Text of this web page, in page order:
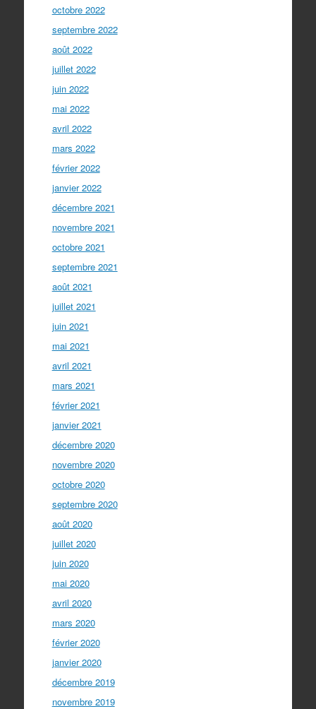
octobre 2022
septembre 2022
août 2022
juillet 2022
juin 2022
mai 2022
avril 2022
mars 2022
février 2022
janvier 2022
décembre 2021
novembre 2021
octobre 2021
septembre 2021
août 2021
juillet 2021
juin 2021
mai 2021
avril 2021
mars 2021
février 2021
janvier 2021
décembre 2020
novembre 2020
octobre 2020
septembre 2020
août 2020
juillet 2020
juin 2020
mai 2020
avril 2020
mars 2020
février 2020
janvier 2020
décembre 2019
novembre 2019